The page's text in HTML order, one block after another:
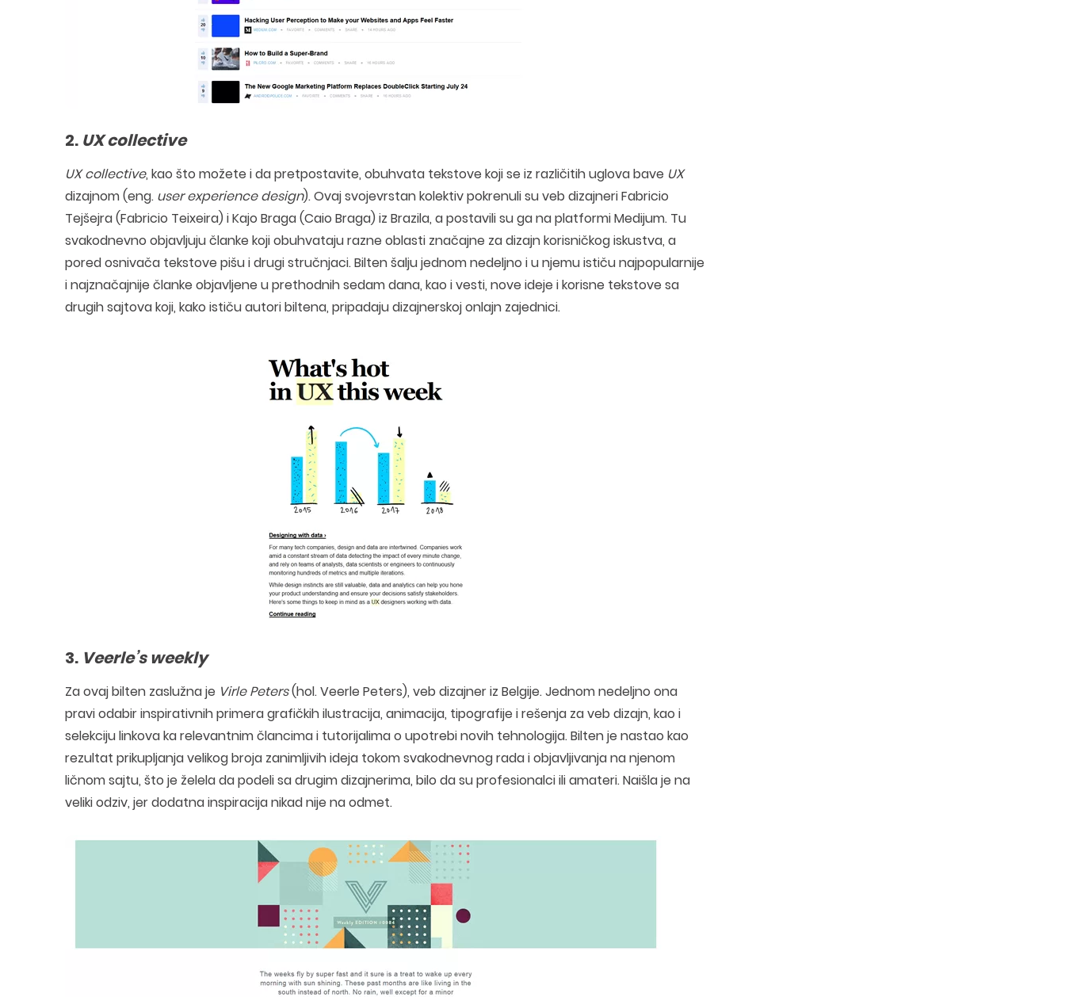
2. UX collective
UX collective, kao što možete i da pretpostavite, obuhvata tekstove koji se iz različitih uglova bave UX
dizajnom (eng. user experience design). Ovaj svojevrstan kolektiv pokrenuli su veb dizajneri Fabricio
Tejšejra (Fabricio Teixeira) i Kajo Braga (Caio Braga) iz Brazila, a postavili su ga na platformi Medijum. Tu
svakodnevno objavljuju članke koji obuhvataju razne oblasti značajne za dizajn korisničkog iskustva, a
pored osnivača tekstove pišu i drugi stručnjaci. Bilten šalju jednom nedeljno i u njemu ističu najpopularnije
i najznačajnije članke objavljene u prethodnih sedam dana, kao i vesti, nove ideje i korisne tekstove sa
drugih sajtova koji, kako ističu autori biltena, pripadaju dizajnerskoj onlajn zajednici.
3. Veerle’s weekly
Za ovaj bilten zaslužna je Virle Peters(hol. Veerle Peters), veb dizajner iz Belgije. Jednom nedeljno ona
pravi odabir inspirativnih primera grafičkih ilustracija, animacija, tipografije i rešenja za veb dizajn, kao i
selekciju linkova ka relevantnim člancima i tutorijalima o upotrebi novih tehnologija. Bilten je nastao kao
rezultat prikupljanja velikog broja zanimljivih ideja tokom svakodnevnog rada i objavljivanja na njenom
ličnom sajtu, što je želela da podeli sa drugim dizajnerima, bilo da su profesionalci ili amateri. Naišla je na
veliki odziv, jer dodatna inspiracija nikad nije na odmet.